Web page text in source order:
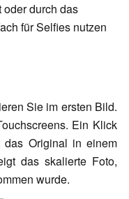
oder durch das
für Selfies nutzen
Sie im ersten Bild.
Ein Klick
Original in einem
das skalierte Foto,
wurde.